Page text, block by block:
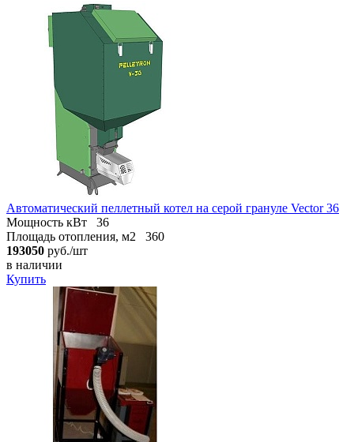
Автоматический пеллетный котел на серой грануле Vector 36
Мощность кВт
36
Площадь отопления, м2
360
193050 руб./шт
в наличии
Купить